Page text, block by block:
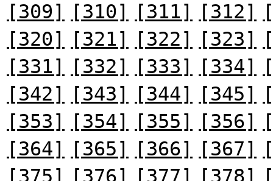
[309]
[310] [311] [312]
[320]
[321] [322] [323]
[331]
[332] [333] [334]
[342]
[343] [344] [345]
[353]
[354] [355] [356]
[364]
[365] [366] [367]
[375]
[376] [377] [378]